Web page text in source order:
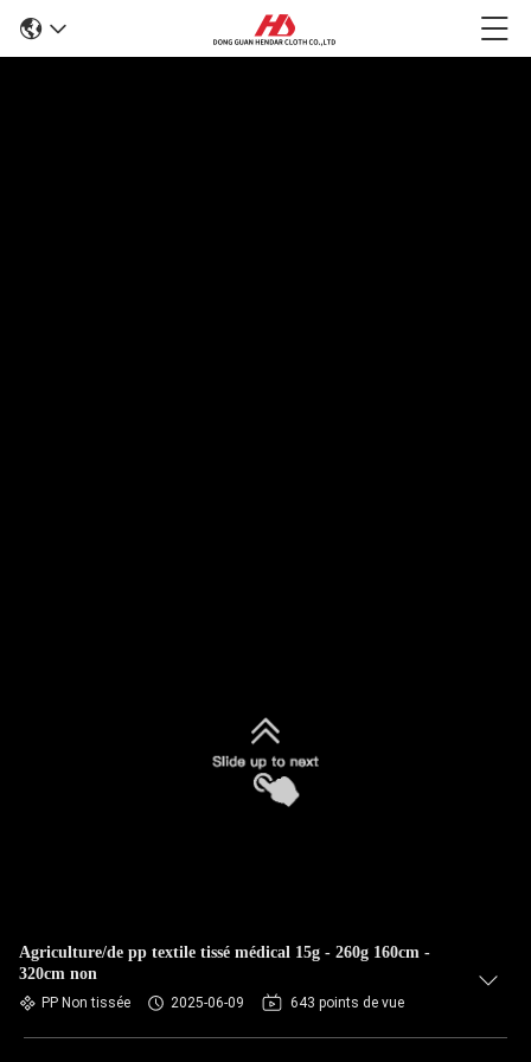
Agriculture/de pp textile tissé médical 15g - 260g 160cm -
320cm non
PP Non tissée 2025-06-09 643 points de vue